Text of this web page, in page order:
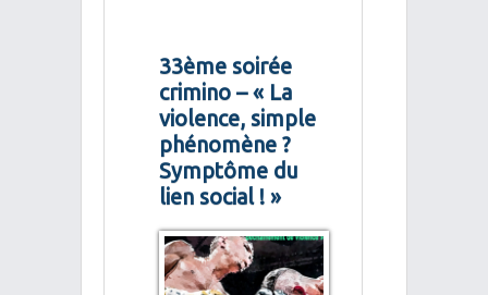
33ème soirée
crimino – « La
violence, simple
phénomène ?
Symptôme du
lien social ! »